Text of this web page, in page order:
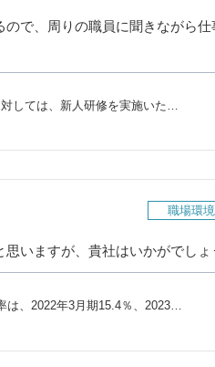
ので、周りの職員に聞きながら
しては、新人研修を実施いた…
職場環境
いますが、貴社はいかがでしょ
は、2022年3月期15.4％、2023…